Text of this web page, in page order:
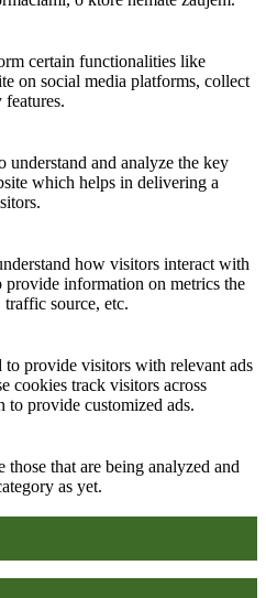
certain functionalities like
on social media platforms, collect
understand and analyze the key
which helps in delivering a
how visitors interact with
provide information on metrics the
source, etc.
to provide visitors with relevant ads
cookies track visitors across
to provide customized ads.
that are being analyzed and
as yet.